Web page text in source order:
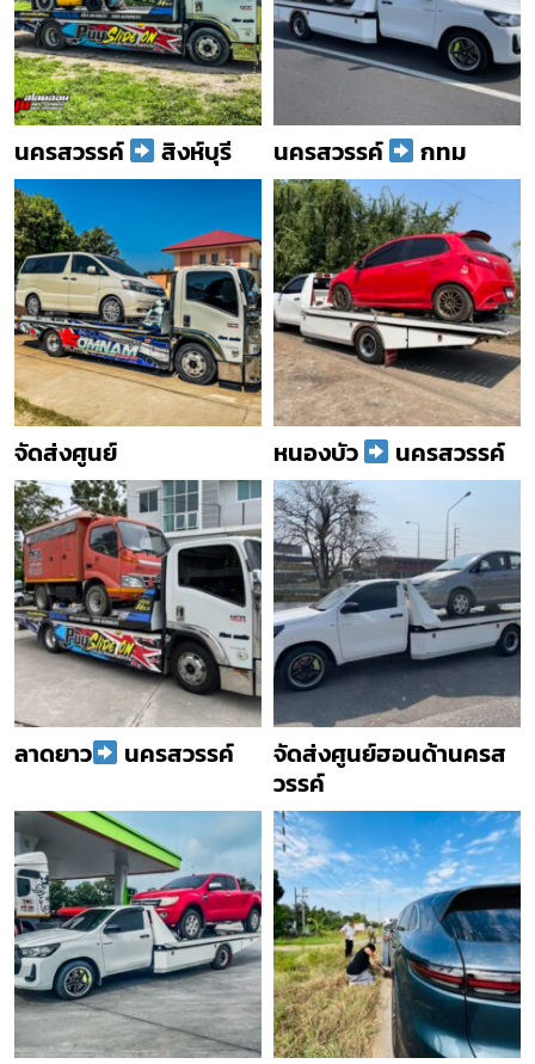
นครสวรรค์ สิงห์บุรี นครสวรรค์ กทม
จัดส่งศูนย์ หนองบัว นครสวรรค์
ลาดยาว นครสวรรค์
จัดส่งศูนย์ฮอนด้านครส
วรรค์